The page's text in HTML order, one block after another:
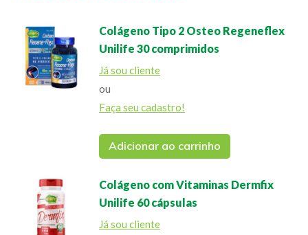
Colágeno Tipo 2 Osteo Regeneflex
Unilife 30 comprimidos
Já sou cliente
ou
Faça seu cadastro!
Adicionar ao carrinho
Colágeno com Vitaminas Dermfix
Unilife 60 cápsulas
Já sou cliente